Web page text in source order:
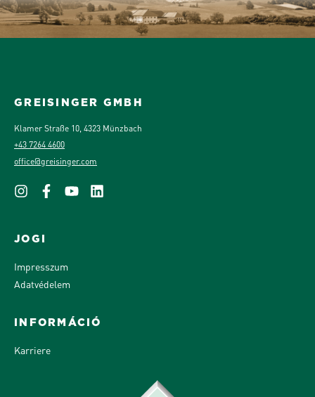
GREISINGER GMBH
Klamer Straße 10, 4323 Münzbach
+43 7264 4600
office@greisinger.com
JOGI
Impresszum
Adatvédelem
INFORMÁCIÓ
Karriere